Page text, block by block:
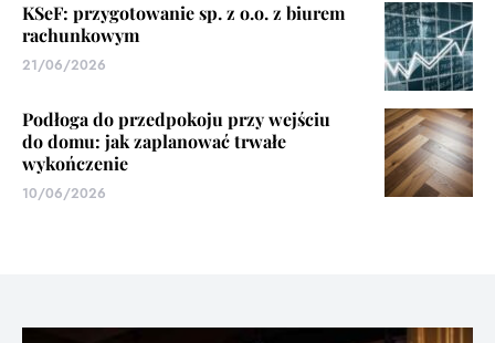
KSeF: przygotowanie sp. z o.o. z biurem
rachunkowym
21/06/2026
Podłoga do przedpokoju przy wejściu
do domu: jak zaplanować trwałe
wykończenie
10/06/2026